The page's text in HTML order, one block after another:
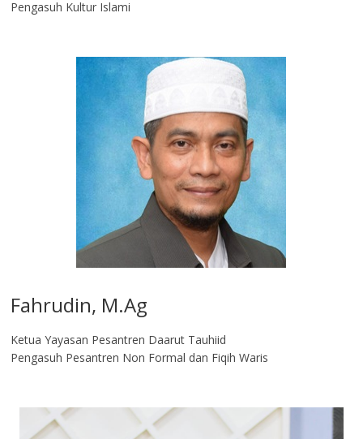
Pengasuh Kultur Islami
Fahrudin, M.Ag​
Ketua Yayasan Pesantren Daarut Tauhiid
Pengasuh Pesantren Non Formal dan Fiqih Waris